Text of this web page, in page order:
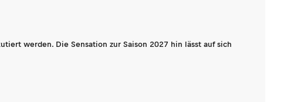
werden. Die Sensation zur Saison 2027 hin lässt auf sich